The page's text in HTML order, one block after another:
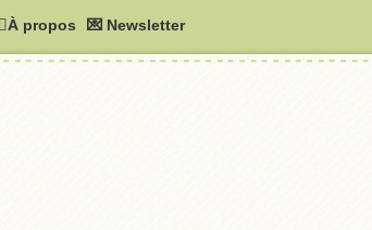
propos 💌 Newsletter